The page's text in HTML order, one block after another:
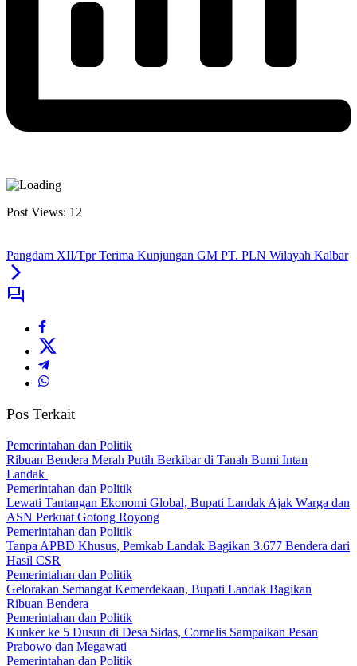
Post Views: 12
Pangdam XII/Tpr Terima Kunjungan GM PT. PLN Wilayah Kalbar
Pos Terkait
Pemerintahan dan Politik
Ribuan Bendera Merah Putih Berkibar di Tanah Bumi Intan
Landak
Pemerintahan dan Politik
Lewati Tantangan Ekonomi Global, Bupati Landak Ajak Warga dan
ASN Perkuat Gotong Royong
Pemerintahan dan Politik
Tanpa APBD Khusus, Pemkab Landak Bagikan 3.677 Bendera dari
Hasil CSR
Pemerintahan dan Politik
Gelorakan Semangat Kemerdekaan, Bupati Landak Bagikan
Ribuan Bendera
Pemerintahan dan Politik
Kunker ke 5 Dusun di Desa Sidas, Cornelis Sampaikan Pesan
Prabowo dan Megawati
Pemerintahan dan Politik